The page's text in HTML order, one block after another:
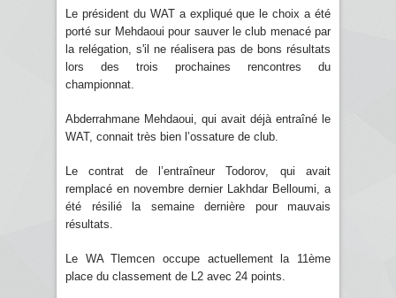
Le président du WAT a expliqué que le choix a été
porté sur Mehdaoui pour sauver le club menacé par
la relégation, s'il ne réalisera pas de bons résultats
lors des trois prochaines rencontres du
championnat.
Abderrahmane Mehdaoui, qui avait déjà entraîné le
WAT, connait très bien l’ossature de club.
Le contrat de l’entraîneur Todorov, qui avait
remplacé en novembre dernier Lakhdar Belloumi, a
été résilié la semaine dernière pour mauvais
résultats.
Le WA Tlemcen occupe actuellement la 11ème
place du classement de L2 avec 24 points.